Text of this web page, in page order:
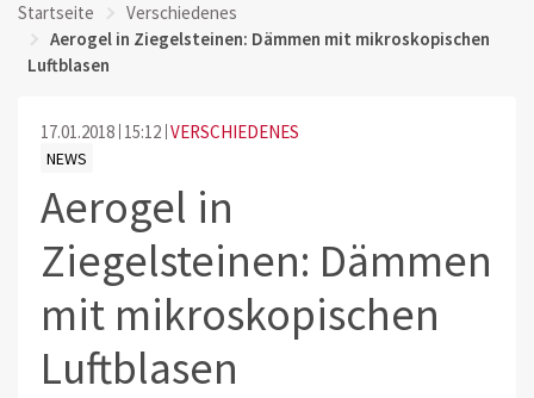
Startseite
Verschiedenes
Aerogel in Ziegelsteinen: Dämmen mit mikroskopischen
Luftblasen
17.01.2018 15:12 VERSCHIEDENES
NEWS
Aerogel in
Ziegelsteinen: Dämmen
mit mikroskopischen
Luftblasen